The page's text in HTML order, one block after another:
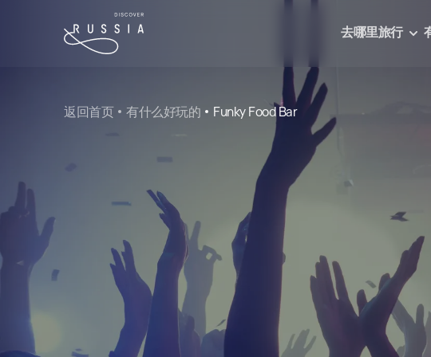
去哪里旅行
返回首页 有什么好玩的 Funky Food Bar